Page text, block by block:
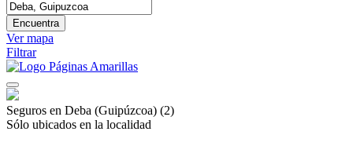
Encuentra
Ver mapa
Filtrar
Seguros en Deba (Guipúzcoa) (2)
Sólo ubicados en la localidad